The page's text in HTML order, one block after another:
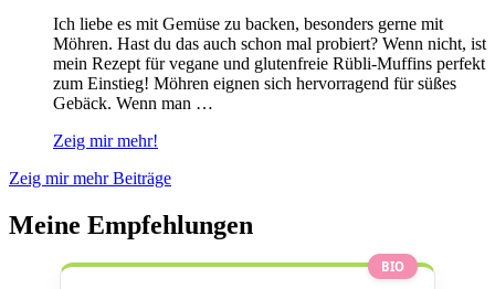
Ich liebe es mit Gemüse zu backen, besonders gerne mit
Möhren. Hast du das auch schon mal probiert? Wenn nicht, ist
mein Rezept für vegane und glutenfreie Rübli-Muffins perfekt
zum Einstieg! Möhren eignen sich hervorragend für süßes
Gebäck. Wenn man …
Zeig mir mehr!
Zeig mir mehr Beiträge
Meine Empfehlungen
BIO